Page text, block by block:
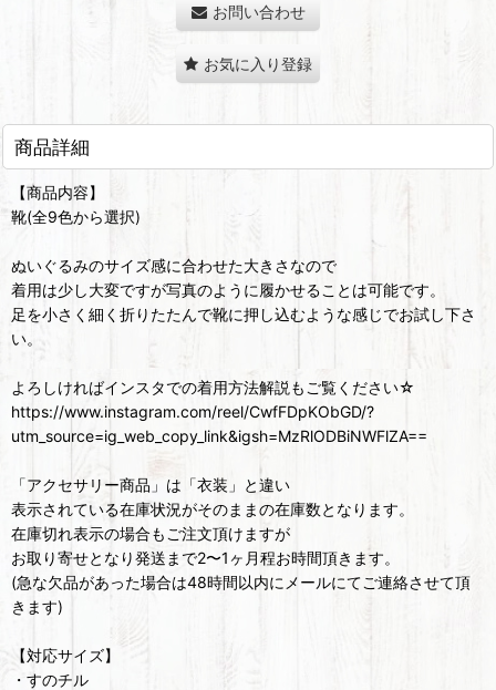
お問い合わせ
お気に入り登録
商品詳細
【商品内容】
靴(全9色から選択)
ぬいぐるみのサイズ感に合わせた大きさなので
着用は少し大変ですが写真のように履かせることは可能です。
足を小さく細く折りたたんで靴に押し込むような感じでお試し下さ
い。
よろしければインスタでの着用方法解説もご覧ください☆
https://www.instagram.com/reel/CwfFDpKObGD/?
utm_source=ig_web_copy_link&igsh=MzRlODBiNWFlZA==
「アクセサリー商品」は「衣装」と違い
表示されている在庫状況がそのままの在庫数となります。
在庫切れ表示の場合もご注文頂けますが
お取り寄せとなり発送まで2〜1ヶ月程お時間頂きます。
(急な欠品があった場合は48時間以内にメールにてご連絡させて頂
きます)
【対応サイズ】
・すのチル